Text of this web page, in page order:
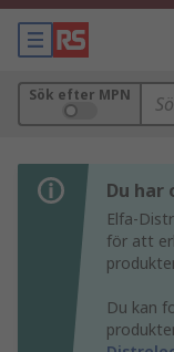
Sök efter MPN
Du har
Elfa-
för att
Du kan